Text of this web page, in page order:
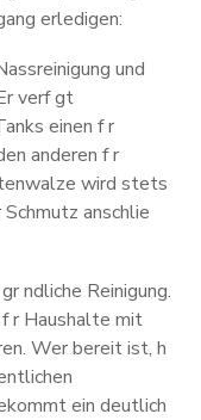
erledigen:
und
verf gt
einen f r
anderen f r
wird stets
anschlie
ndliche Reinigung.
r Haushalte mit
Wer bereit ist, h
ein deutlich